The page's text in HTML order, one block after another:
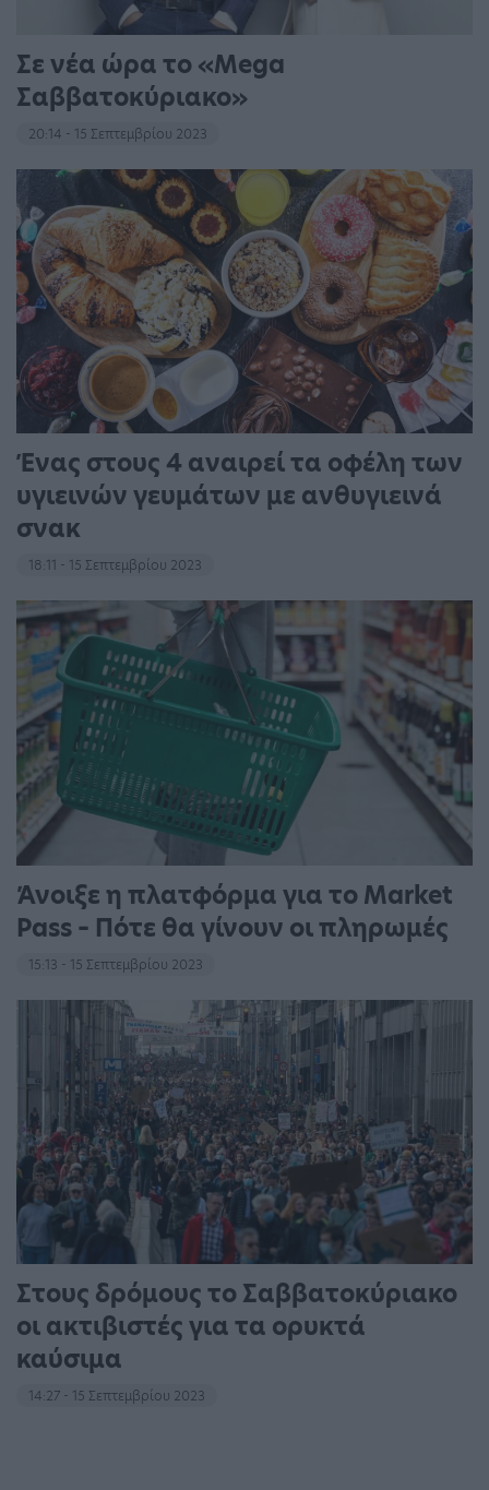
Σε νέα ώρα το «Mega
Σαββατοκύριακο»
20:14 - 15 Σεπτεμβρίου 2023
Ένας στους 4 αναιρεί τα οφέλη των
υγιεινών γευμάτων με ανθυγιεινά
σνακ
18:11 - 15 Σεπτεμβρίου 2023
Άνοιξε η πλατφόρμα για το Market
Pass – Πότε θα γίνουν οι πληρωμές
15:13 - 15 Σεπτεμβρίου 2023
Στους δρόμους το Σαββατοκύριακο
οι ακτιβιστές για τα ορυκτά
καύσιμα
14:27 - 15 Σεπτεμβρίου 2023